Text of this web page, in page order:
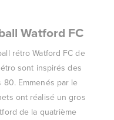
Watford FC
rétro Watford FC de
sont inspirés des
Emmenés par le
ont réalisé un gros
de la quatrième